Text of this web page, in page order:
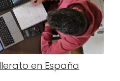
en España